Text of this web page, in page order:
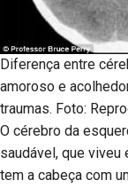
Diferença entre
amoroso e
traumas. Foto:
O cérebro da
saudável, que viveu
tem a cabeça com